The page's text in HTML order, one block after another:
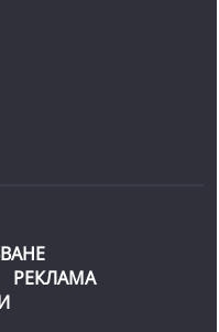
РЕКЛАМА